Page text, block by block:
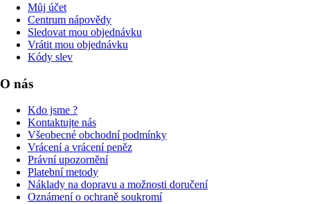
Můj účet
Centrum nápovědy
Sledovat mou objednávku
Vrátit mou objednávku
Kódy slev
O nás
Kdo jsme ?
Kontaktujte nás
Všeobecné obchodní podmínky
Vrácení a vrácení peněz
Právní upozornění
Platební metody
Náklady na dopravu a možnosti doručení
Oznámení o ochraně soukromí